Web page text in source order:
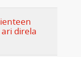
direla